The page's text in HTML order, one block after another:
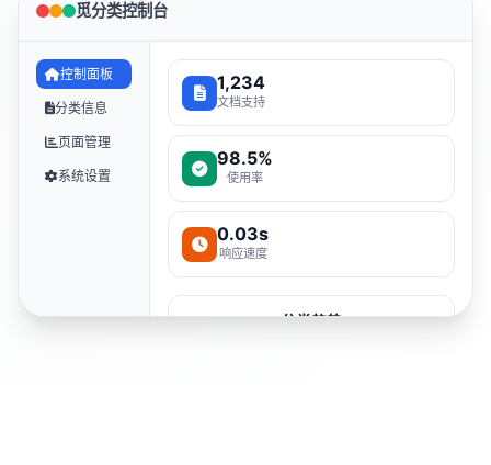
觅分类控制台
控制面板
分类信息
页面管理
系统设置
1,234
文档支持
98.5%
使用率
0.03s
响应速度
分类趋势